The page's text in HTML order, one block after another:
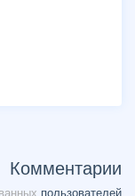
Комментарии
пользователей